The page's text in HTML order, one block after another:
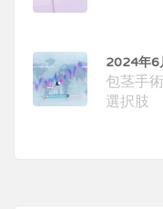
2024年6
包茎手
選択肢